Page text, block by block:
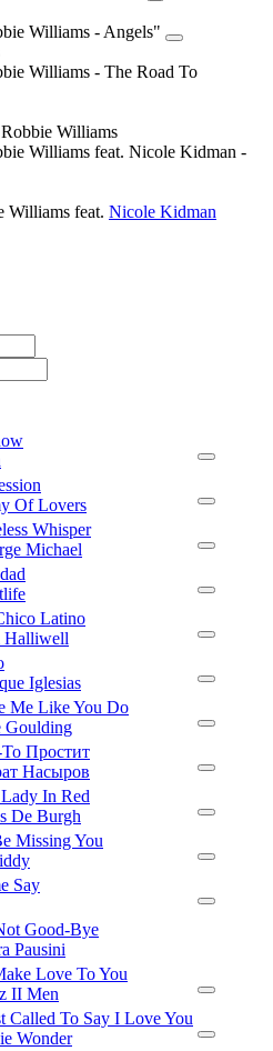
Robbie Williams
Williams feat. Nicole Kidman
Of Lovers
Whisper
Michael
Latino
Halliwell
Iglesias
Me Like You Do
Goulding
Простит
Насыров
In Red
De Burgh
Missing You
Say
Good-Bye
Pausini
Love To You
II Men
Called To Say I Love You
Wonder